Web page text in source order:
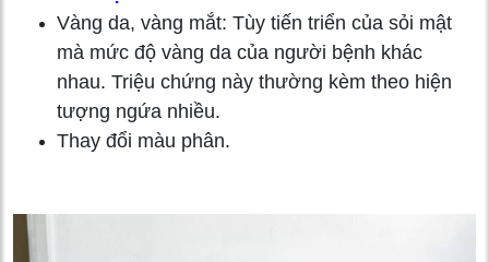
Vàng da, vàng mắt: Tùy tiến triển của sỏi mật
mà mức độ vàng da của người bệnh khác
nhau. Triệu chứng này thường kèm theo hiện
tượng ngứa nhiều.
Thay đổi màu phân.